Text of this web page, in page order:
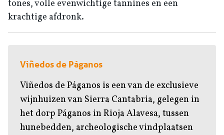
tones, volle evenwichtige tannines en een
krachtige afdronk.
Viñedos de Páganos
Viñedos de Páganos is een van de exclusieve
wijnhuizen van Sierra Cantabria, gelegen in
het dorp Páganos in Rioja Alavesa, tussen
hunebedden, archeologische vindplaatsen